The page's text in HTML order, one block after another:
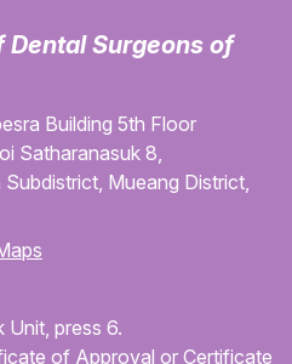
Dental Surgeons of
Building 5th Floor
Satharanasuk 8,
Subdistrict, Mueang District,
Unit, press 6.
of Approval or Certificate